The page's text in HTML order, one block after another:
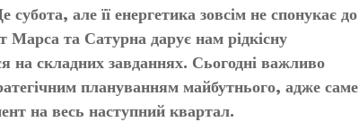
але її енергетика зовсім не спонукає до
Марса та Сатурна дарує нам рідкісну
на складних завданнях. Сьогодні важливо
плануванням майбутнього, адже саме
на весь наступний квартал.